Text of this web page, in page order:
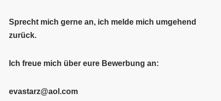
Sprecht mich gerne an, ich melde mich umgehend
zurück.
Ich freue mich über eure Bewerbung an:
evastarz@aol.com